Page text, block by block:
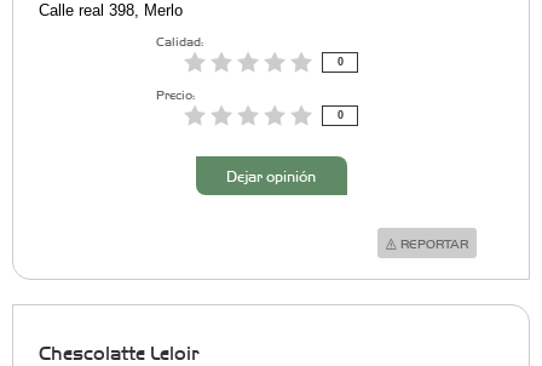
Calle real 398, Merlo
Calidad:
0
Precio:
0
Dejar opinión
REPORTAR
Chescolatte Leloir